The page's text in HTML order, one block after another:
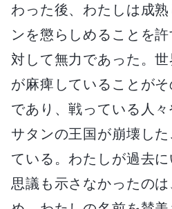
わった後、わたしは成
ンを懲らしめることを
対して無力であった。
が麻痺していることが
であり、戦っている人々
サタンの王国が崩壊し
ている。わたしが過去
思議も示さなかったの